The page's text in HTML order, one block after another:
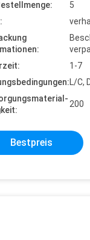
5
1-7
L/C,
200
Bestpreis